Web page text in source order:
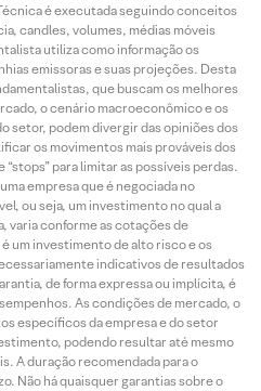
é executada seguindo conceitos
candles, volumes, médias móveis
utiliza como informação os
emissoras e suas projeções. Desta
que buscam os melhores
o cenário macroeconômico e os
setor, podem divergir das opiniões dos
os movimentos mais prováveis dos
para limitar as possíveis perdas.
empresa que é negociada no
ou seja, um investimento no qual a
varia conforme as cotações de
um investimento de alto risco e os
indicativos de resultados
de forma expressa ou implícita, é
As condições de mercado, o
específicos da empresa e do setor
podendo resultar até mesmo
A duração recomendada para o
Não há quaisquer garantias sobre o